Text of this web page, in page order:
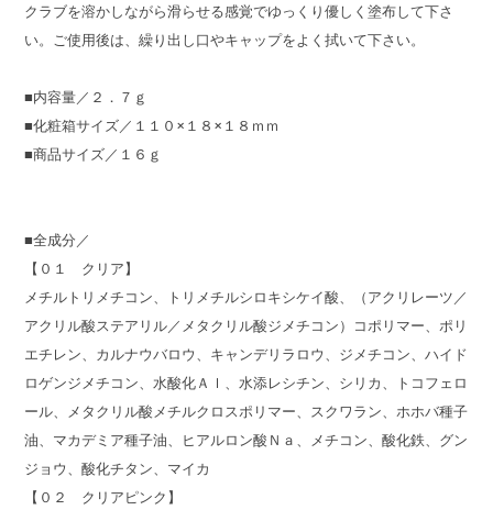
クラブを溶かしながら滑らせる感覚でゆっくり優しく塗布して下さ
い。ご使用後は、繰り出し口やキャップをよく拭いて下さい。
■内容量／２．７ｇ
■化粧箱サイズ／１１０×１８×１８ｍｍ
■商品サイズ／１６ｇ
■全成分／
【０１ クリア】
メチルトリメチコン、トリメチルシロキシケイ酸、（アクリレーツ／
アクリル酸ステアリル／メタクリル酸ジメチコン）コポリマー、ポリ
エチレン、カルナウバロウ、キャンデリラロウ、ジメチコン、ハイド
ロゲンジメチコン、水酸化Ａｌ、水添レシチン、シリカ、トコフェロ
ール、メタクリル酸メチルクロスポリマー、スクワラン、ホホバ種子
油、マカデミア種子油、ヒアルロン酸Ｎａ、メチコン、酸化鉄、グン
ジョウ、酸化チタン、マイカ
【０２ クリアピンク】